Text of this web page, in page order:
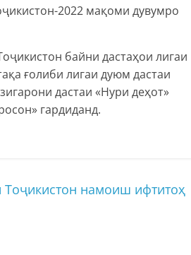
2022 мақоми дувумро
байни дастаҳои лигаи
ғолиби лигаи дуюм дастаи
дастаи «Нури деҳот»
гардиданд.
намоиш ифтитоҳ